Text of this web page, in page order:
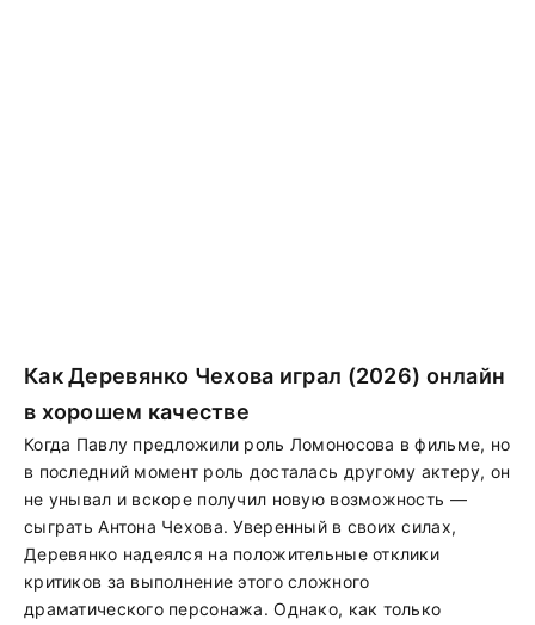
Как Деревянко Чехова играл (2026) онлайн
в хорошем качестве
Когда Павлу предложили роль Ломоносова в фильме, но
в последний момент роль досталась другому актеру, он
не унывал и вскоре получил новую возможность —
сыграть Антона Чехова. Уверенный в своих силах,
Деревянко надеялся на положительные отклики
критиков за выполнение этого сложного
драматического персонажа. Однако, как только